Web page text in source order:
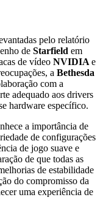
pelo relatório
de Starfield em
de vídeo NVIDIA e
a Bethesda
com a
adequado aos drivers
hardware específico.
a importância de
de configurações
de jogo suave e
de que todas as
de estabilidade
do compromisso da
uma experiência de